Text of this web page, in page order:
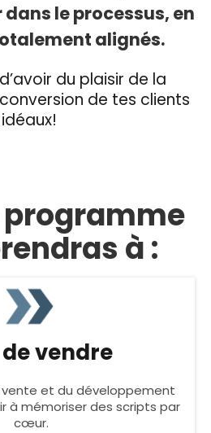
le processus, en
alignés.
du plaisir de la
de tes clients
idéaux!
programme
à :
vendre
vente et du développement
à mémoriser des scripts par
cœur.